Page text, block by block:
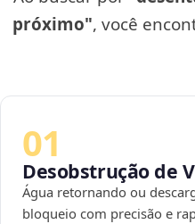
próximo", você
01
Desobstrução de
Água retornando ou
bloqueio com precisão e